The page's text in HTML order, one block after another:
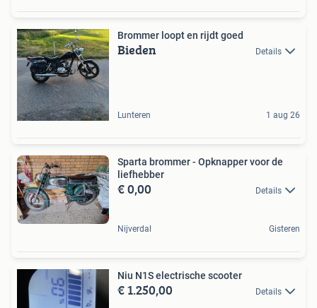
Brommer loopt en rijdt goed
Bieden Details
Lunteren 1 aug 26
Sparta brommer - Opknapper voor de
liefhebber
€ 0,00 Details
Nijverdal Gisteren
Niu N1S electrische scooter
€ 1.250,00 Details